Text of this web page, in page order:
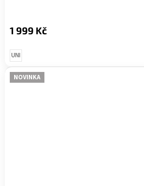
1 999 Kč
UNI
NOVINKA